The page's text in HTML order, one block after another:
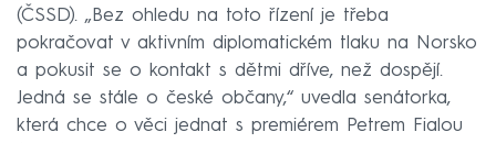
(ČSSD). „Bez ohledu na toto řízení je třeba
pokračovat v aktivním diplomatickém tlaku na Norsko
a pokusit se o kontakt s dětmi dříve, než dospějí.
Jedná se stále o české občany,“ uvedla senátorka,
která chce o věci jednat s premiérem Petrem Fialou